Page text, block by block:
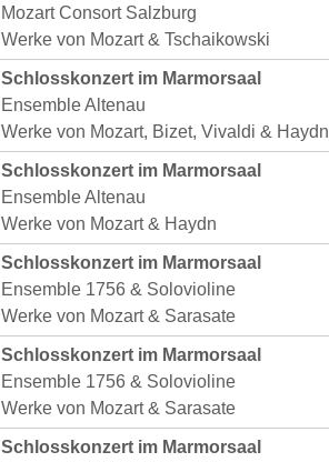
Mozart Consort Salzburg
Werke von Mozart & Tschaikowski
Schlosskonzert im Marmorsaal
Ensemble Altenau
Werke von Mozart, Bizet, Vivaldi & Haydn
Schlosskonzert im Marmorsaal
Ensemble Altenau
Werke von Mozart & Haydn
Schlosskonzert im Marmorsaal
Ensemble 1756 & Solovioline
Werke von Mozart & Sarasate
Schlosskonzert im Marmorsaal
Ensemble 1756 & Solovioline
Werke von Mozart & Sarasate
Schlosskonzert im Marmorsaal